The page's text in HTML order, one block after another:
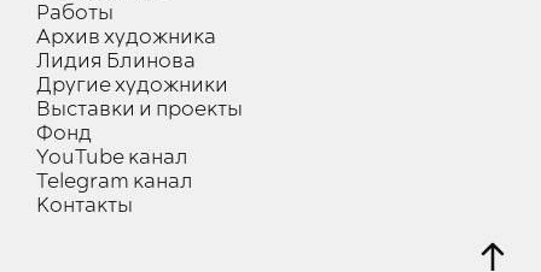
Работы
Архив художника
Лидия Блинова
Другие художники
Выставки и проекты
Фонд
YouTube канал
Telegram канал
Контакты